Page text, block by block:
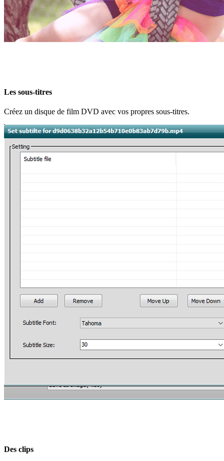
Les sous-titres
Créez un disque de film DVD avec vos propres sous-titres.
Des clips